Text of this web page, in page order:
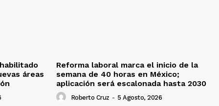
áreas
Reforma laboral marca el inicio de la
semana de 40 horas en México;
aplicación será escalonada hasta 2030
Roberto Cruz - 5 Agosto, 2026